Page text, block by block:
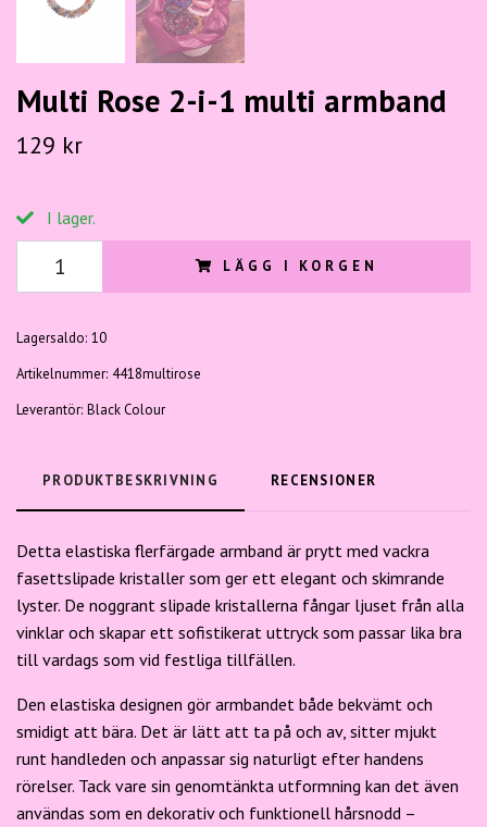
Multi Rose 2-i-1 multi armband
129 kr
I lager.
LÄGG I KORGEN
Lagersaldo: 10
Artikelnummer: 4418multirose
Leverantör: Black Colour
PRODUKTBESKRIVNING RECENSIONER
Detta elastiska flerfärgade armband är prytt med vackra
fasettslipade kristaller som ger ett elegant och skimrande
lyster. De noggrant slipade kristallerna fångar ljuset från alla
vinklar och skapar ett sofistikerat uttryck som passar lika bra
till vardags som vid festliga tillfällen.
Den elastiska designen gör armbandet både bekvämt och
smidigt att bära. Det är lätt att ta på och av, sitter mjukt
runt handleden och anpassar sig naturligt efter handens
rörelser. Tack vare sin genomtänkta utformning kan det även
användas som en dekorativ och funktionell hårsnodd –